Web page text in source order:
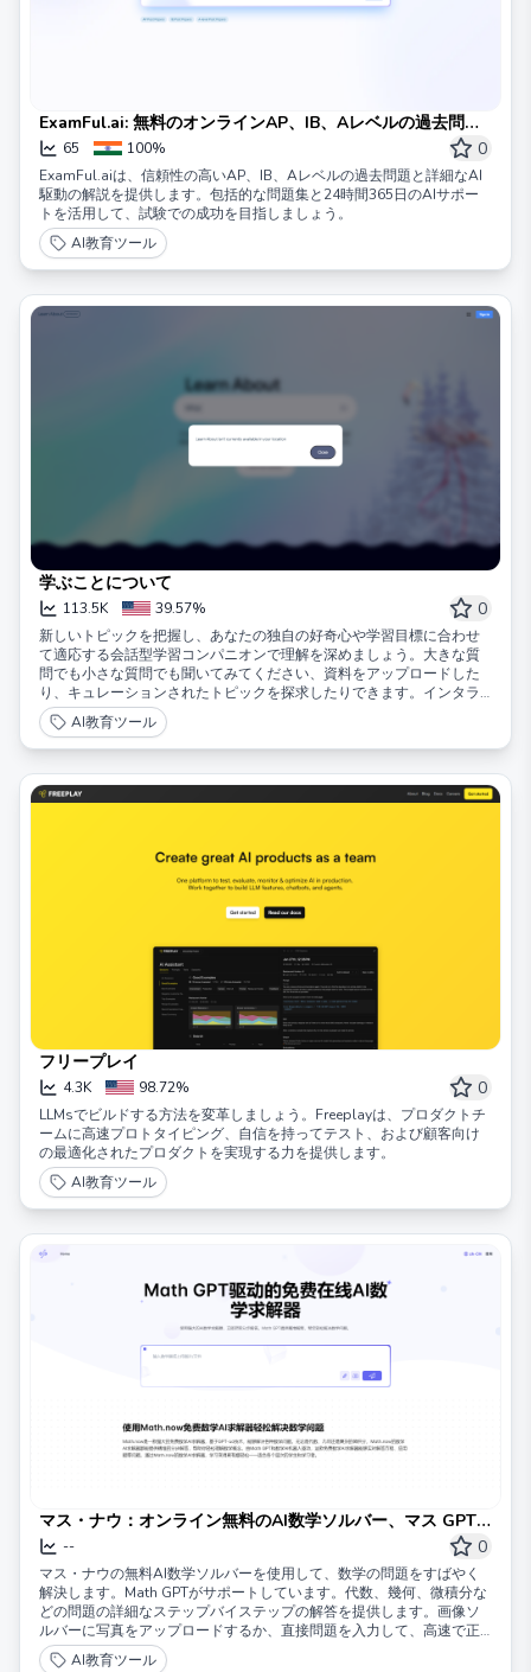
ExamFul.ai: 無料のオンラインAP、IB、Aレベルの過去問題
集とAIチュータリング
65 100% 0
ExamFul.aiは、信頼性の高いAP、IB、Aレベルの過去問題と詳細なAI
駆動の解説を提供します。包括的な問題集と24時間365日のAIサポー
トを活用して、試験での成功を目指しましょう。
AI教育ツール
学ぶことについて
113.5K 39.57% 0
新しいトピックを把握し、あなたの独自の好奇心や学習目標に合わせ
て適応する会話型学習コンパニオンで理解を深めましょう。大きな質
問でも小さな質問でも聞いてみてください、資料をアップロードした
り、キュレーションされたトピックを探求したりできます。インタラ
クティブなガイドを使って複雑な概念をナビゲートしましょう。学習
補助ツールを使って理解を深めるためのつながりを作ります。関連す
る情報源からの画像、動画、記事を使って学習を強化しましょう。あ
も、詳細に掘り下げることもできます。
AI教育ツール
フリープレイ
4.3K 98.72% 0
LLMsでビルドする方法を変革しましょう。Freeplayは、プロダクトチ
ームに高速プロトタイピング、自信を持ってテスト、および顧客向け
の最適化されたプロダクトを実現する力を提供します。
AI教育ツール
マス・ナウ：オンライン無料のAI数学ソルバー、マス GPT
によってサポートされています
-- 0
マス・ナウの無料AI数学ソルバーを使用して、数学の問題をすばやく
解決します。Math GPTがサポートしています。代数、幾何、微積分な
どの問題の詳細なステップバイステップの解答を提供します。画像ソ
ルバーに写真をアップロードするか、直接問題を入力して、高速で正
確な答えを取得できます──すべて無料です。
AI教育ツール